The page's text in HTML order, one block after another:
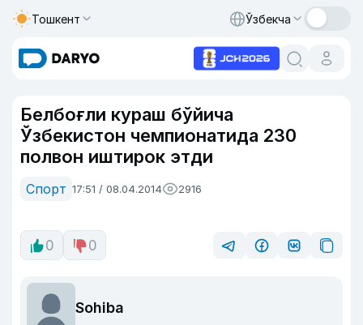
Тошкент Ўзбекча
Белбоғли кураш бўйича
Ўзбекистон чемпионатида 230
полвон иштирок этди
Спорт 17:51 / 08.04.2014 2916
0 0
Sohiba